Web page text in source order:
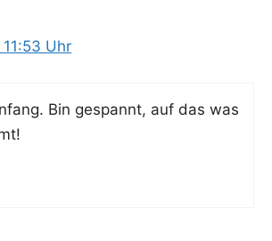
Uhr
Bin gespannt, auf das was